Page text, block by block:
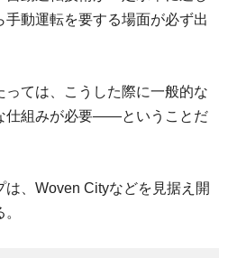
動運転を要する場面が必ず出
っては、こうした際に一般的な
仕組みが必要――ということだ
、Woven Cityなどを見据え開